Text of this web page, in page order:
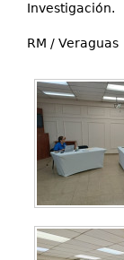
Investigación.
RM / Veraguas